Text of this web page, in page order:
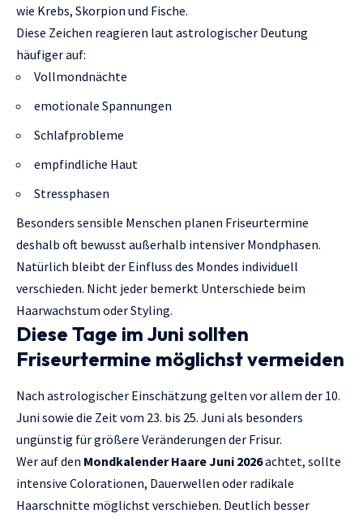
wie Krebs, Skorpion und Fische.
Diese Zeichen reagieren laut astrologischer Deutung
häufiger auf:
Vollmondnächte
emotionale Spannungen
Schlafprobleme
empfindliche Haut
Stressphasen
Besonders sensible Menschen planen Friseurtermine
deshalb oft bewusst außerhalb intensiver Mondphasen.
Natürlich bleibt der Einfluss des Mondes individuell
verschieden. Nicht jeder bemerkt Unterschiede beim
Haarwachstum oder Styling.
Diese Tage im Juni sollten
Friseurtermine möglichst vermeiden
Nach astrologischer Einschätzung gelten vor allem der 10.
Juni sowie die Zeit vom 23. bis 25. Juni als besonders
ungünstig für größere Veränderungen der Frisur.
Wer auf den Mondkalender Haare Juni 2026achtet, sollte
intensive Colorationen, Dauerwellen oder radikale
Haarschnitte möglichst verschieben. Deutlich besser